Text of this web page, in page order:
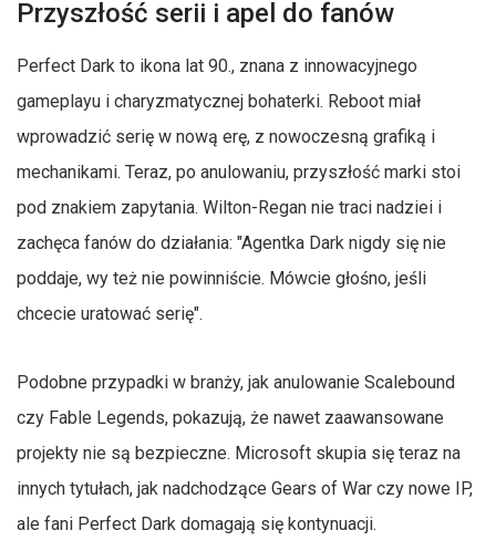
Przyszłość serii i apel do fanów
Perfect Dark to ikona lat 90., znana z innowacyjnego
gameplayu i charyzmatycznej bohaterki. Reboot miał
wprowadzić serię w nową erę, z nowoczesną grafiką i
mechanikami. Teraz, po anulowaniu, przyszłość marki stoi
pod znakiem zapytania. Wilton-Regan nie traci nadziei i
zachęca fanów do działania: "Agentka Dark nigdy się nie
poddaje, wy też nie powinniście. Mówcie głośno, jeśli
chcecie uratować serię".
Podobne przypadki w branży, jak anulowanie Scalebound
czy Fable Legends, pokazują, że nawet zaawansowane
projekty nie są bezpieczne. Microsoft skupia się teraz na
innych tytułach, jak nadchodzące Gears of War czy nowe IP,
ale fani Perfect Dark domagają się kontynuacji.